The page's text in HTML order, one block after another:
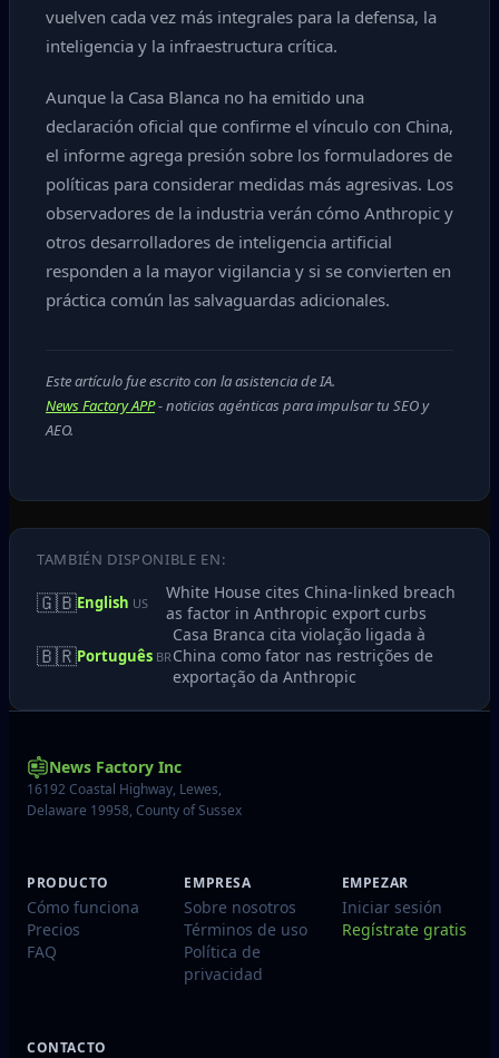
vuelven cada vez más integrales para la defensa, la
inteligencia y la infraestructura crítica.
Aunque la Casa Blanca no ha emitido una
declaración oficial que confirme el vínculo con China,
el informe agrega presión sobre los formuladores de
políticas para considerar medidas más agresivas. Los
observadores de la industria verán cómo Anthropic y
otros desarrolladores de inteligencia artificial
responden a la mayor vigilancia y si se convierten en
práctica común las salvaguardas adicionales.
Este artículo fue escrito con la asistencia de IA.
News Factory APP- noticias agénticas para impulsar tu SEO y
AEO.
TAMBIÉN DISPONIBLE EN:
🇬🇧English US
White House cites China-linked breach
as factor in Anthropic export curbs
🇧🇷Português BR
Casa Branca cita violação ligada à
China como fator nas restrições de
exportação da Anthropic
News Factory Inc
16192 Coastal Highway, Lewes,
Delaware 19958, County of Sussex
PRODUCTO
Cómo funciona
Precios
FAQ
EMPRESA
Sobre nosotros
Términos de uso
Política de
privacidad
EMPEZAR
Iniciar sesión
Regístrate gratis
CONTACTO